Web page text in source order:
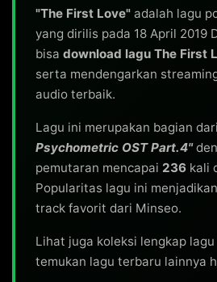
"The First Love" adalah lagu
yang dirilis pada 18 April 2019
bisa download lagu The First
serta mendengarkan
audio terbaik.
Lagu ini merupakan bagian
Psychometric OST Part.4"
pemutaran mencapai 236 kali
Popularitas lagu ini
track favorit dari Minseo.
Lihat juga koleksi lengkap
temukan lagu terbaru lainnya